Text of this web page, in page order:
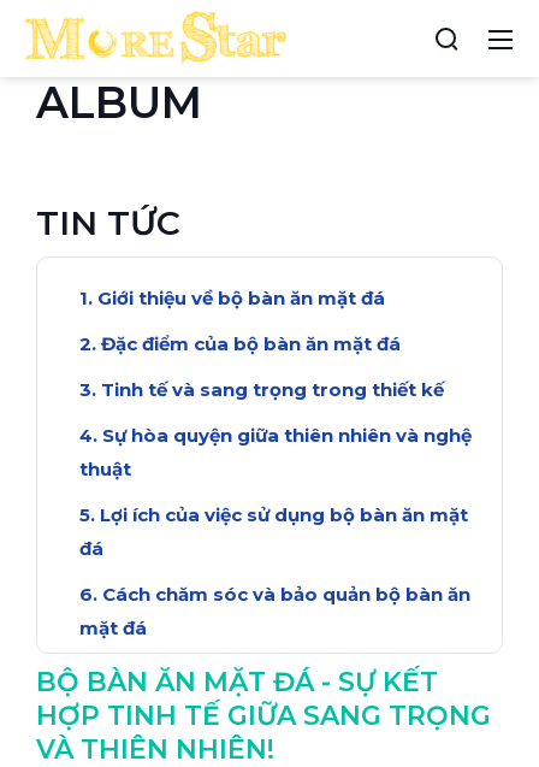
ALBUM
TIN TỨC
Giới thiệu về bộ bàn ăn mặt đá
Đặc điểm của bộ bàn ăn mặt đá
Tinh tế và sang trọng trong thiết kế
Sự hòa quyện giữa thiên nhiên và nghệ
thuật
Lợi ích của việc sử dụng bộ bàn ăn mặt
đá
Cách chăm sóc và bảo quản bộ bàn ăn
mặt đá
Kết luận
BỘ BÀN ĂN MẶT ĐÁ - SỰ KẾT
HỢP TINH TẾ GIỮA SANG TRỌNG
VÀ THIÊN NHIÊN!